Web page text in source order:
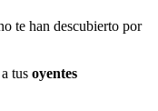
te han descubierto por
tus oyentes